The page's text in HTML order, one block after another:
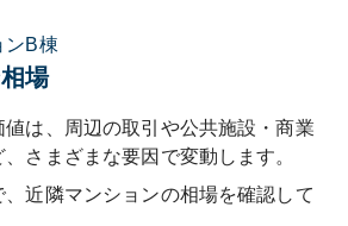
ンB棟
場
は、周辺の取引や公共施設・商業
さまざまな要因で変動します。
近隣マンションの相場を確認して